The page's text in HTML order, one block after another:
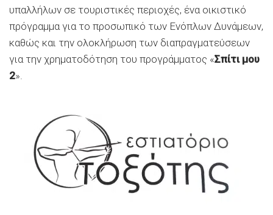
υπαλλήλων σε τουριστικές περιοχές, ένα οικιστικό
πρόγραμμα για το προσωπικό των Ενόπλων Δυνάμεων,
καθώς και την ολοκλήρωση των διαπραγματεύσεων
για την χρηματοδότηση του προγράμματος «Σπίτι μου
2».